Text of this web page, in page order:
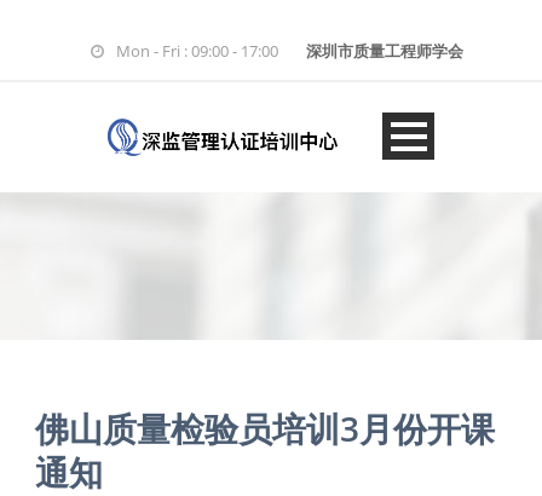
Mon - Fri : 09:00 - 17:00 深圳市质量工程师学会
佛山质量检验员培训3月份开课
通知